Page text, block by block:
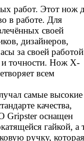
работ. Этот нож
в работе. Для
своей
дизайнеров,
за своей
точности. Нож X-
всем
самые высокие
качества,
Gripster оснащен
гайкой, а
ручку, которая